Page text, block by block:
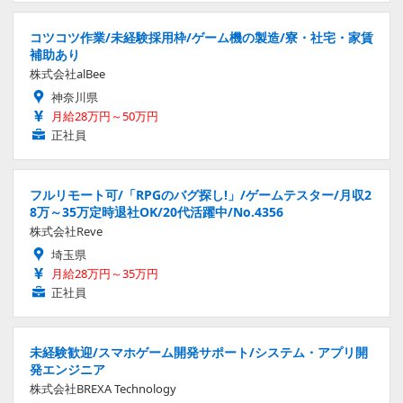
コツコツ作業/未経験採用枠/ゲーム機の製造/寮・社宅・家賃
補助あり
株式会社alBee
神奈川県
月給28万円～50万円
正社員
フルリモート可/「RPGのバグ探し!」/ゲームテスター/月収2
8万～35万定時退社OK/20代活躍中/No.4356
株式会社Reve
埼玉県
月給28万円～35万円
正社員
未経験歓迎/スマホゲーム開発サポート/システム・アプリ開
発エンジニア
株式会社BREXA Technology